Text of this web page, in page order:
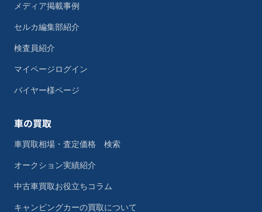
メディア掲載事例
セルカ編集部紹介
検査員紹介
マイページログイン
バイヤー様ページ
車の買取
車買取相場・査定価格 検索
オークション実績紹介
中古車買取お役立ちコラム
キャンピングカーの買取について